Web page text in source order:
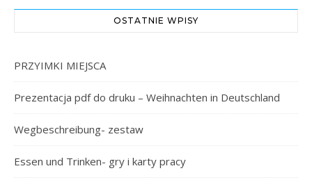
OSTATNIE WPISY
PRZYIMKI MIEJSCA
Prezentacja pdf do druku – Weihnachten in Deutschland
Wegbeschreibung- zestaw
Essen und Trinken- gry i karty pracy